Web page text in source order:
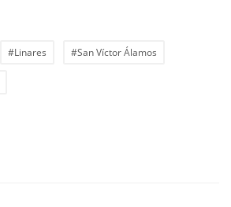
#Linares #San Víctor Álamos